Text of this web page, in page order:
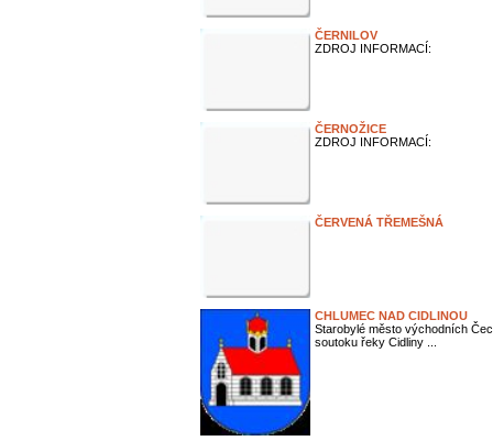
ČERNILOV
ZDROJ INFORMACÍ:
ČERNOŽICE
ZDROJ INFORMACÍ:
ČERVENÁ TŘEMEŠNÁ
CHLUMEC NAD CIDLINOU
Starobylé město východních
soutoku řeky Cidliny ...